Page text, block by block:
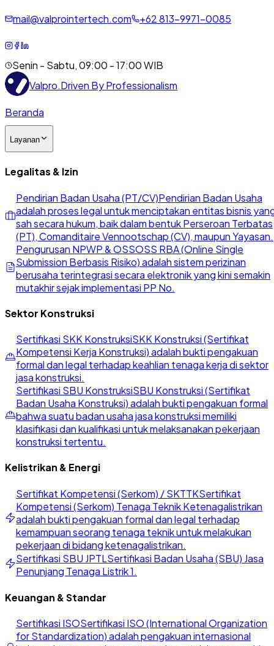
mail@valprointertech.com +62813-9971-0085
Senin - Sabtu, 09:00 - 17:00 WIB
Valpro.Driven By Professionalism
Beranda
Layanan
Legalitas & Izin
Pendirian Badan Usaha (PT/CV)Pendirian Badan Usaha
adalah proses legal untuk menciptakan entitas bisnis
sah secara hukum, baik dalam bentuk Perseroan Terbatas
(PT), Comanditaire Vennootschap (CV), maupun Yayasan.
Pengurusan NPWP & OSSOSS RBA (Online Single
Submission Berbasis Risiko) adalah sistem perizinan
berusaha terintegrasi secara elektronik yang kini semakin
mutakhir sejak implementasi PP No.
Sektor Konstruksi
Sertifikasi SKK KonstruksiSKK Konstruksi (Sertifikat
Kompetensi Kerja Konstruksi) adalah bukti pengakuan
formal dan legal terhadap keahlian tenaga kerja di sektor
jasa konstruksi.
Sertifikasi SBU KonstruksiSBU Konstruksi (Sertifikat
Badan Usaha Konstruksi) adalah bukti pengakuan formal
bahwa suatu badan usaha jasa konstruksi memiliki
klasifikasi dan kualifikasi untuk melaksanakan pekerjaan
konstruksi tertentu.
Kelistrikan & Energi
Sertifikat Kompetensi (Serkom) / SKTTKSertifikat
Kompetensi (Serkom) Tenaga Teknik Ketenagalistrikan
adalah bukti pengakuan formal dan legal terhadap
kemampuan seorang tenaga teknik untuk melakukan
pekerjaan di bidang ketenagalistrikan.
Sertifikasi SBU JPTLSertifikasi Badan Usaha (SBU) Jasa
Penunjang Tenaga Listrik 1.
Keuangan & Standar
Sertifikasi ISOSertifikasi ISO (International Organization
for Standardization) adalah pengakuan internasional